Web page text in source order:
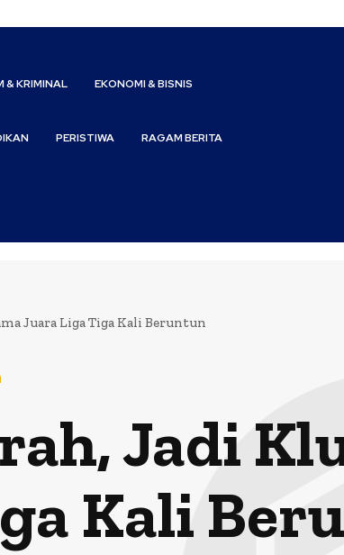
& KRIMINAL EKONOMI & BISNIS
PERISTIWA RAGAM BERITA
Juara Liga Tiga Kali Beruntun
Jadi
Kali